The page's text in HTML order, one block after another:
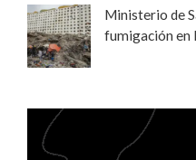
Ministerio de
fumigación en